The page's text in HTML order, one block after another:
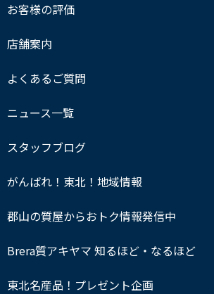
お客様の評価
店舗案内
よくあるご質問
ニュース一覧
スタッフブログ
がんばれ！東北！地域情報
郡山の質屋からおトク情報発信中
Brera質アキヤマ 知るほど・なるほど
東北名産品！プレゼント企画